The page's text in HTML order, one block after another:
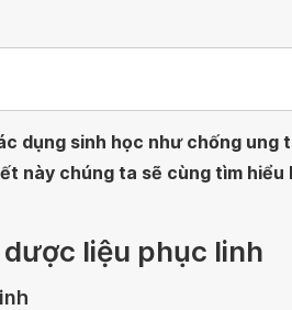
dụng sinh học như chống ung
này chúng ta sẽ cùng tìm
dược liệu phục linh